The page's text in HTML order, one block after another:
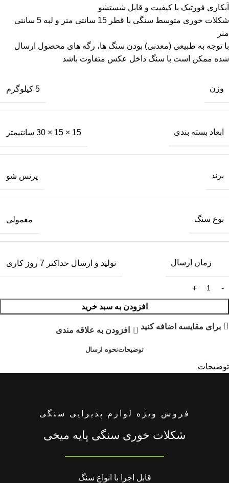
آبکاری فورتیک با کیفیت و قابل شستشو
شکلات خوری متوسط سنگی با قطر 15 سانتی متر و لبه 5 سانتی
متر
با توجه به طبیعی (معدنی) بودن سنگ ها، رگه های محصول ارسال
شده ممکن است با سنگ داخل عکس متفاوت باشد
وزن 5 کیلوگرم
ابعاد بسته بندی 15 × 15 × 30 سانتیمتر
برند پرنس شو
نوع سنگ معمولی
زمان ارسال تولید و ارسال حداکثر 7 روز کاری
افزودن به سبد خرید
برای مقایسه اضافه کنید افزودن به علاقه مندی
توضیحاتنحوه ارسال
توضیحات
فروش ویژه لوازم پذیرایی سنگی
شکلات خوری سنگی پایه میخی
قابل اجرا با انواع سنگ